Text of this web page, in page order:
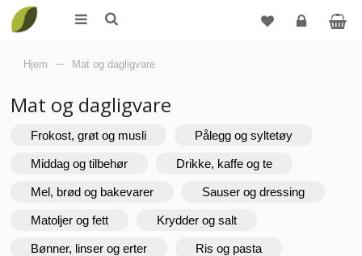
Hjem — Mat og dagligvare
Mat og dagligvare
Frokost, grøt og musli Pålegg og syltetøy
Middag og tilbehør Drikke, kaffe og te
Mel, brød og bakevarer Sauser og dressing
Matoljer og fett Krydder og salt
Bønner, linser og erter Ris og pasta